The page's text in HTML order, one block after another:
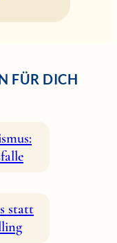
FÜR DICH
statt